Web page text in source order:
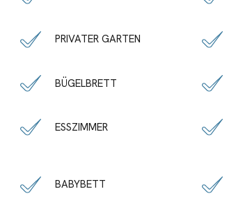
PRIVATER GARTEN
BÜGELBRETT
ESSZIMMER
BABYBETT